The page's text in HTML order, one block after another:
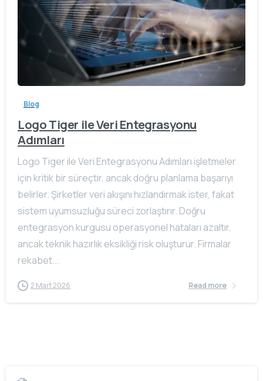
Blog
Logo Tiger ile Veri Entegrasyonu
Adımları
Logo Tiger ile Veri Entegrasyonu Adımları işletmeler
için kritik bir süreçtir, ancak doğru planlama başarıyı
belirler. Şirketler veri akışını hızlandırmak ister, fakat
sistem uyumsuzluğu süreci zorlaştırır. Doğru
entegrasyon kurgusu operasyonel hataları azaltır,
ancak teknik hazırlık eksikliği risk oluşturur. Firmalar
rekabet...
2 Mart 2026 Read more